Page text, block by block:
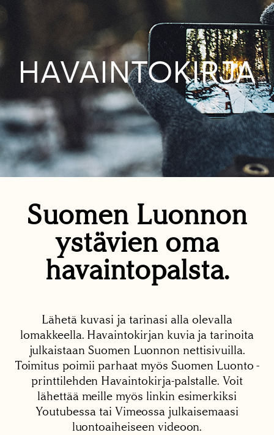
HAVAINTOKIRJA
Suomen Luonnon
ystävien oma
havaintopalsta.
Lähetä kuvasi ja tarinasi alla olevalla
lomakkeella. Havaintokirjan kuvia ja tarinoita
julkaistaan Suomen Luonnon nettisivuilla.
Toimitus poimii parhaat myös Suomen Luonto -
printtilehden Havaintokirja-palstalle. Voit
lähettää meille myös linkin esimerkiksi
Youtubessa tai Vimeossa julkaisemaasi
luontoaiheiseen videoon.